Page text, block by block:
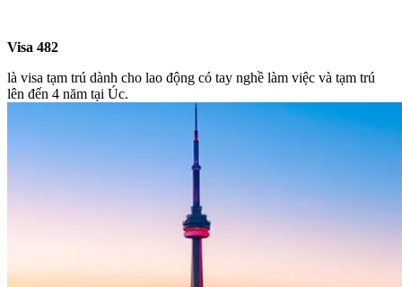
Visa 482
là visa tạm trú dành cho lao động có tay nghề làm việc và tạm trú
lên đến 4 năm tại Úc.